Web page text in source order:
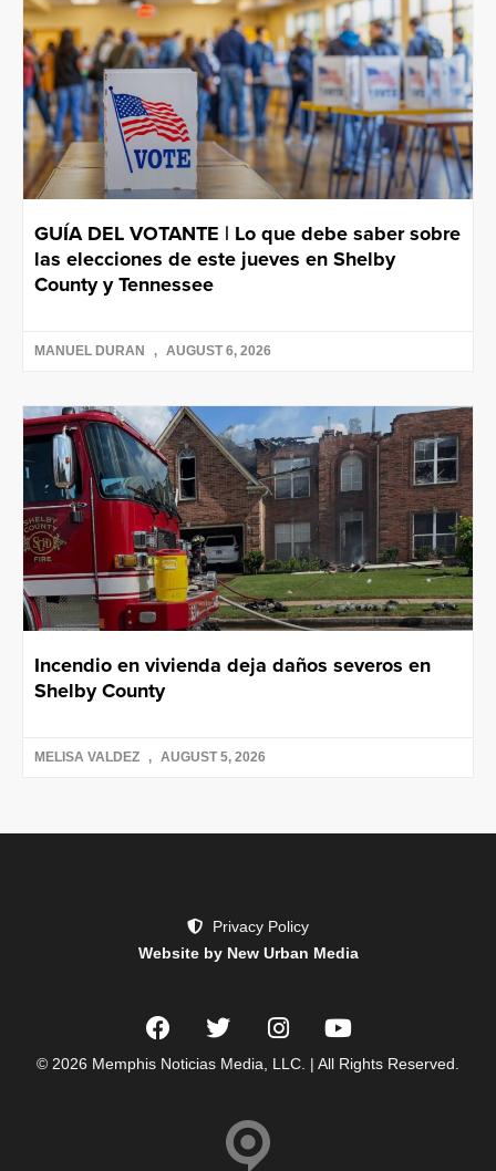
GUÍA DEL VOTANTE | Lo que debe saber sobre
las elecciones de este jueves en Shelby
County y Tennessee
MANUEL DURAN AUGUST 6, 2026
Incendio en vivienda deja daños severos en
Shelby County
MELISA VALDEZ AUGUST 5, 2026
Privacy Policy
Website by New Urban Media
© 2026 Memphis Noticias Media, LLC. | All Rights Reserved.